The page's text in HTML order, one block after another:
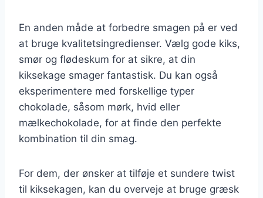
En anden måde at forbedre smagen på er ved
at bruge kvalitetsingredienser. Vælg gode kiks,
smør og flødeskum for at sikre, at din
kiksekage smager fantastisk. Du kan også
eksperimentere med forskellige typer
chokolade, såsom mørk, hvid eller
mælkechokolade, for at finde den perfekte
kombination til din smag.
For dem, der ønsker at tilføje et sundere twist
til kiksekagen, kan du overveje at bruge græsk